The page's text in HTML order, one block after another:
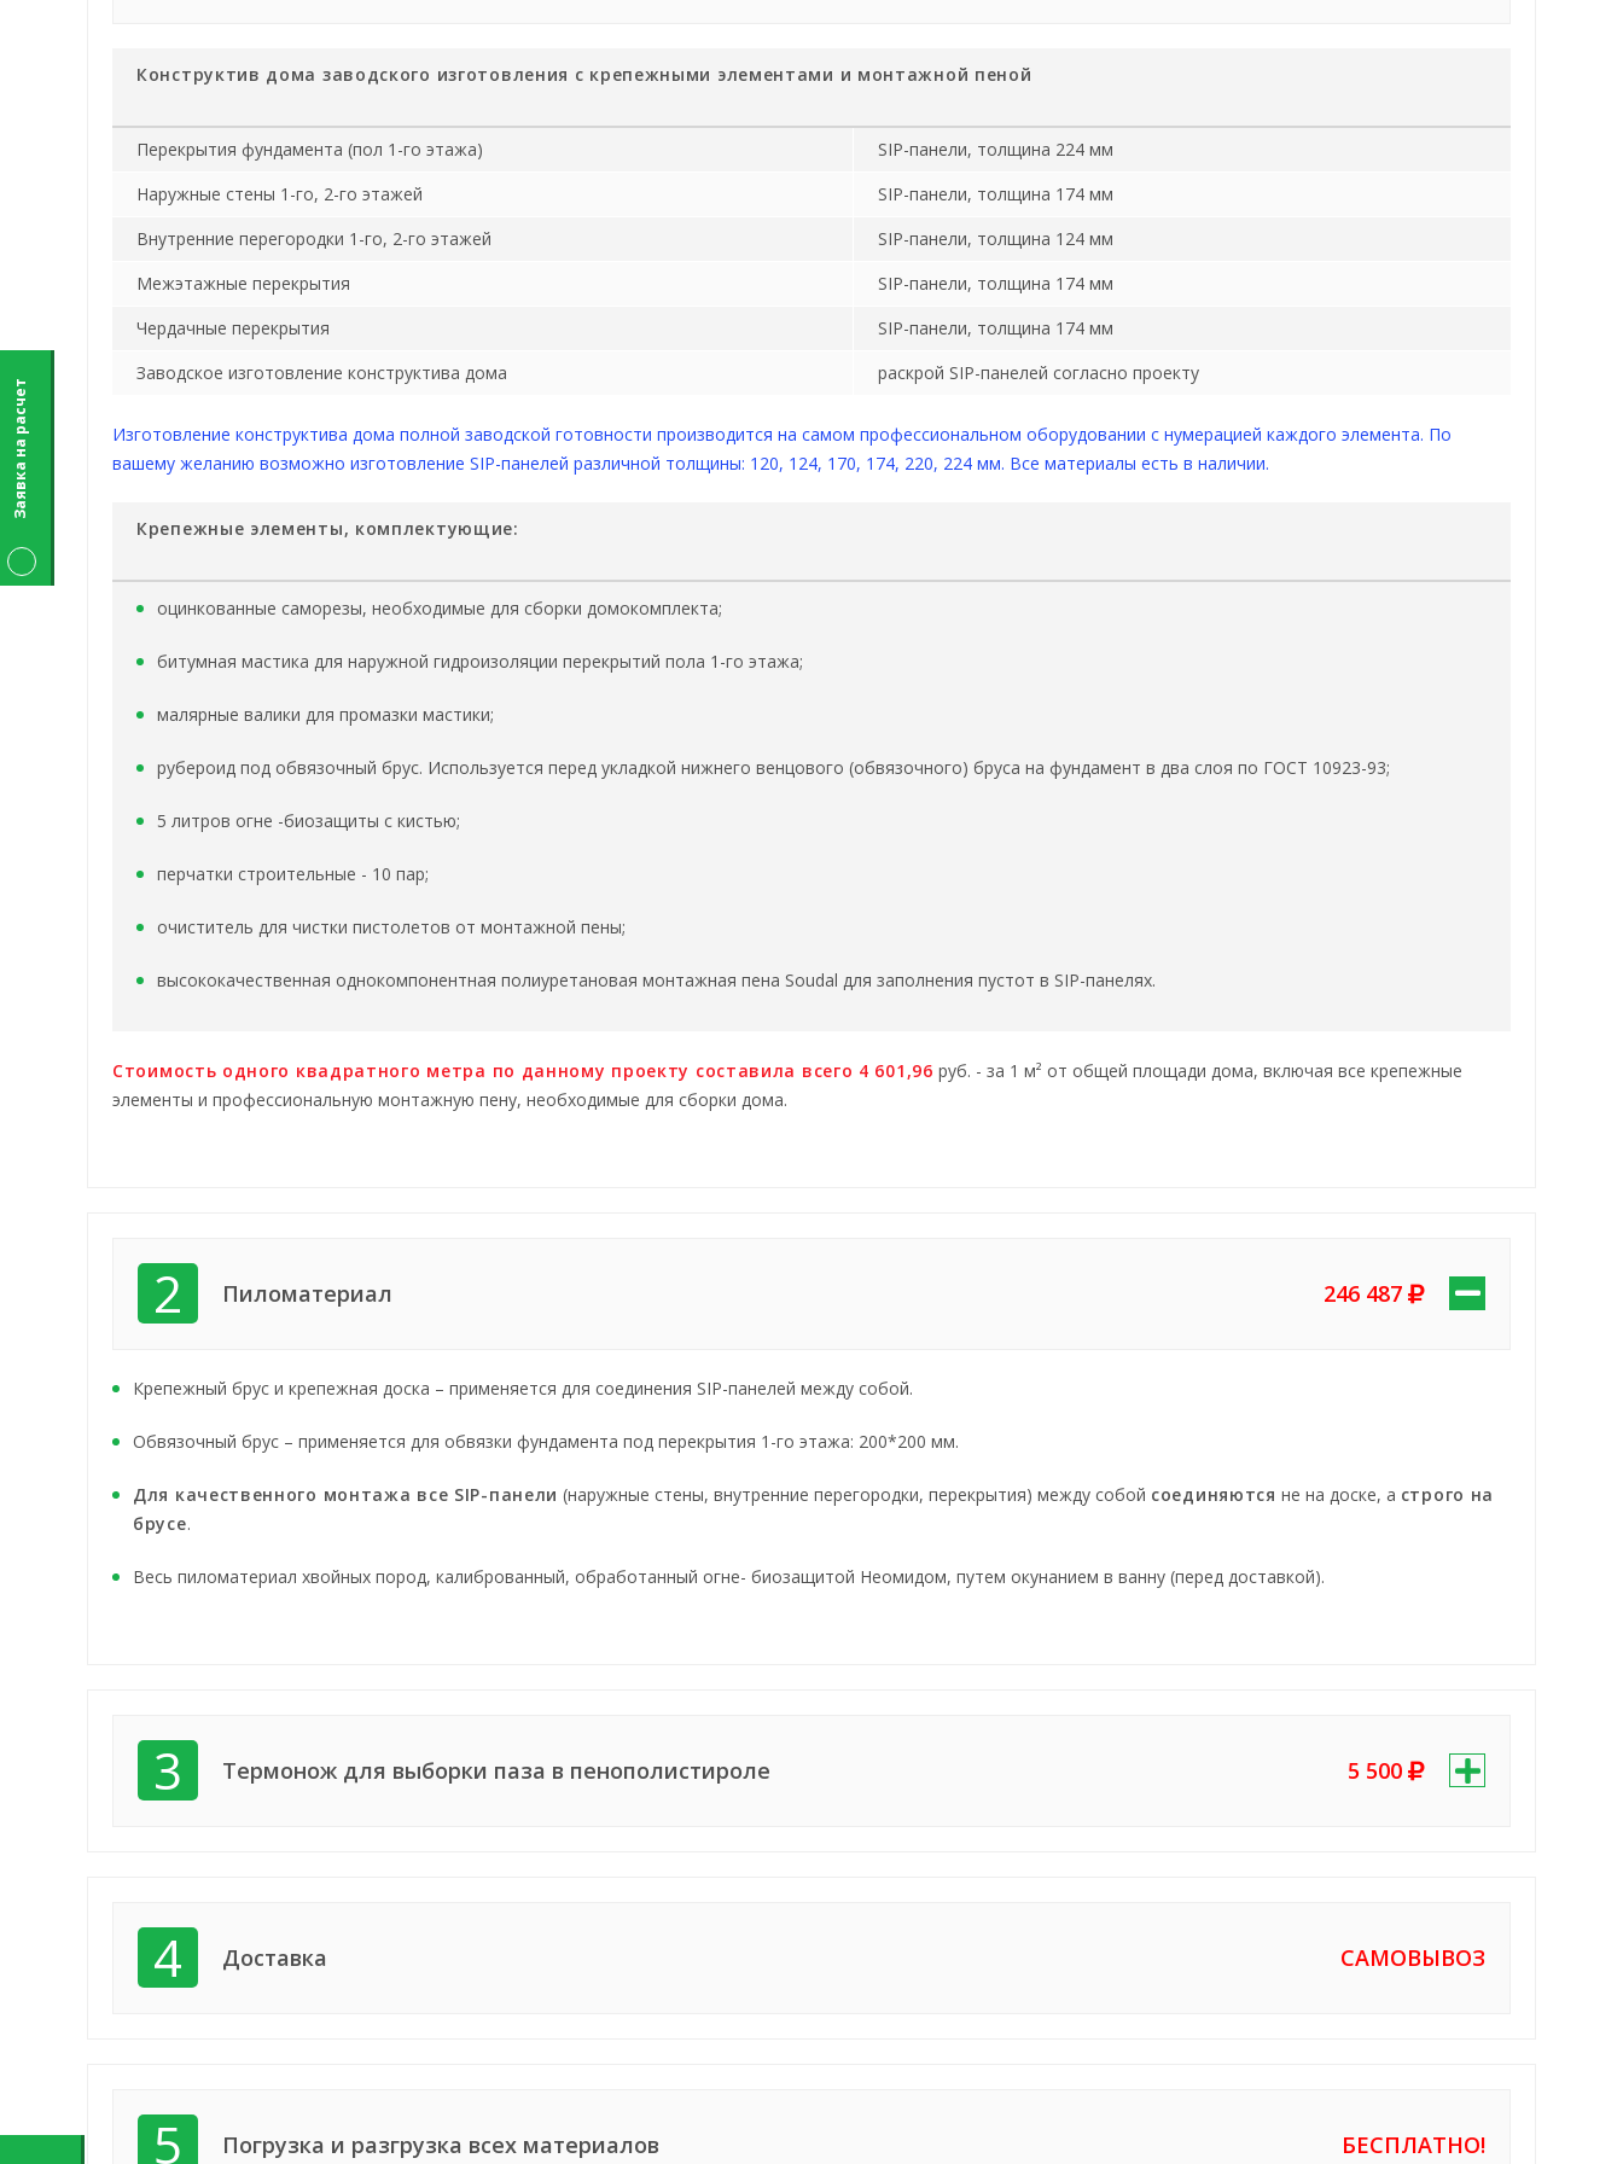
Конструктив дома заводского изготовления с крепежными элементами и монтажной пеной
Перекрытия фундамента (пол 1-го этажа)
SIP-панели, толщина 224 мм
Наружные стены 1-го, 2-го этажей
SIP-панели, толщина 174 мм
Внутренние перегородки 1-го, 2-го этажей
SIP-панели, толщина 124 мм
Межэтажные перекрытия
SIP-панели, толщина 174 мм
Чердачные перекрытия
SIP-панели, толщина 174 мм
Заводское изготовление конструктива дома
раскрой SIP-панелей согласно проекту
Изготовление конструктива дома полной заводской готовности производится на самом профессиональном оборудовании с нумерацией каждого элемента. По
вашему желанию возможно изготовление SIP-панелей различной толщины: 120, 124, 170, 174, 220, 224 мм. Все материалы есть в наличии.
Крепежные элементы, комплектующие:
оцинкованные саморезы, необходимые для сборки домокомплекта;
битумная мастика для наружной гидроизоляции перекрытий пола 1-го этажа;
малярные валики для промазки мастики;
рубероид под обвязочный брус. Используется перед укладкой нижнего венцового (обвязочного) бруса на фундамент в два слоя по ГОСТ 10923-93;
5 литров огне -биозащиты с кистью;
перчатки строительные - 10 пар;
очиститель для чистки пистолетов от монтажной пены;
высококачественная однокомпонентная полиуретановая монтажная пена Soudal для заполнения пустот в SIP-панелях.
Стоимость одного квадратного метра по данному проекту составила всего 4 601,96 руб. - за 1 м² от общей площади дома, включая все крепежные
элементы и профессиональную монтажную пену, необходимые для сборки дома.
2 Пиломатериал 246 487
Крепежный брус и крепежная доска – применяется для соединения SIP-панелей между собой.
Обвязочный брус – применяется для обвязки фундамента под перекрытия 1-го этажа: 200*200 мм.
Для качественного монтажа все SIP-панели (наружные стены, внутренние перегородки, перекрытия) между собой соединяются не на доске, а строго на
брусе.
Весь пиломатериал хвойных пород, калиброванный, обработанный огне- биозащитой Неомидом, путем окунанием в ванну (перед доставкой).
3 Термонож для выборки паза в пенополистироле 5 500
4 Доставка САМОВЫВОЗ
5 Погрузка и разгрузка всех материалов БЕСПЛАТНО!
Заявка на расчет